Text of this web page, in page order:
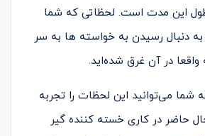
این مدت است. لحظاتی که شما
دنبال رسیدن به خواسته‌ ها به سر
در آن غرق شده­‌اید.
می‌­توانید این لحظات را تجربه
حاضر در کاری خسته کننده گیر